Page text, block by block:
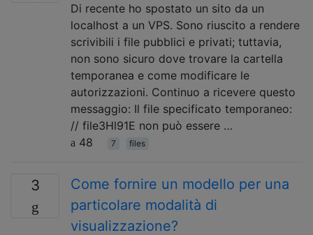
Di recente ho spostato un sito da un
localhost a un VPS. Sono riuscito a rendere
scrivibili i file pubblici e privati; tuttavia,
non sono sicuro dove trovare la cartella
temporanea e come modificare le
autorizzazioni. Continuo a ricevere questo
messaggio: Il file specificato temporaneo:
// file3Hl91E non può essere …
48
7 files
3
Come fornire un modello per una
particolare modalità di
visualizzazione?